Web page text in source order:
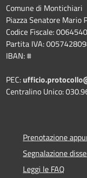
Comune di Montichiari
Piazza Senatore Mario
Codice Fiscale:
Partita IVA:
IBAN: #
PEC:
Centralino Unico:
Prenotazione
Segnalazione
Leggi le FAQ